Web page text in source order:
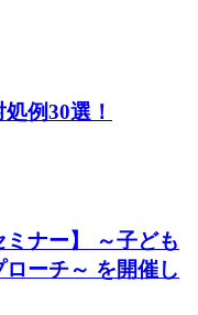
例30選！
ナー】 ～子ども
ーチ～ を開催し